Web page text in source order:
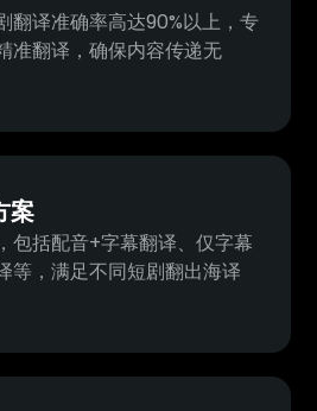
翻译准确率高达90%以上，专
准翻译，确保内容传递无
案
包括配音+字幕翻译、仅字幕
等，满足不同短剧翻出海译